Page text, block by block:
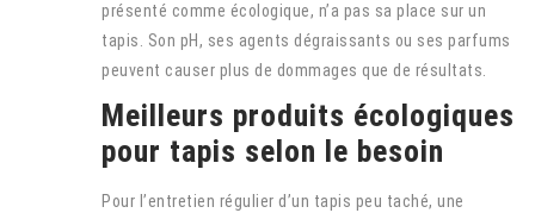
présenté comme écologique, n’a pas sa place sur un
tapis. Son pH, ses agents dégraissants ou ses parfums
peuvent causer plus de dommages que de résultats.
Meilleurs produits écologiques
pour tapis selon le besoin
Pour l’entretien régulier d’un tapis peu taché, une